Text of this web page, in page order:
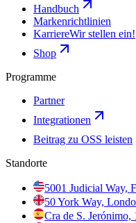
Handbuch
Markenrichtlinien
KarriereWir stellen ein!
Shop
Programme
Partner
Integrationen
Beitrag zu OSS leisten
Standorte
5001 Judicial Way,
50 York Way,
Cra de S.